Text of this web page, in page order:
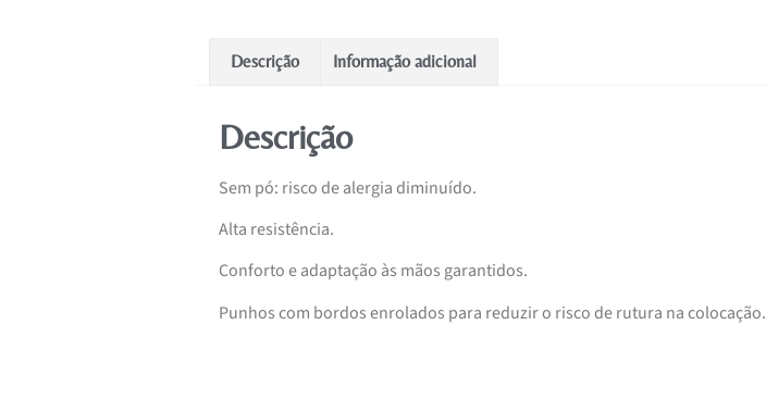
Descrição Informação adicional
Descrição
Sem pó: risco de alergia diminuído.
Alta resistência.
Conforto e adaptação às mãos garantidos.
Punhos com bordos enrolados para reduzir o risco de rutura na colocação.